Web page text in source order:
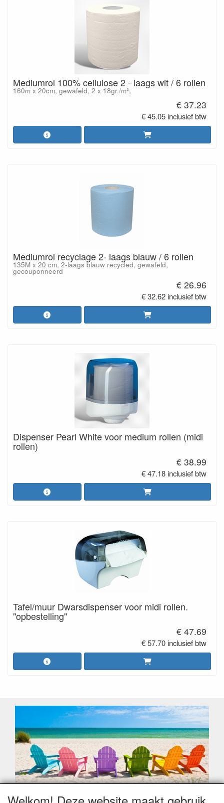
Mediumrol 100% cellulose 2 - laags wit / 6 rollen
160m x 20cm, gewafeld, 2 x 18gr./m²,
€ 37.23
€ 45.05 inclusief btw
Mediumrol recyclage 2- laags blauw / 6 rollen
135M x 20 cm, 2-laags blauw recycled, gewafeld,
gecouponneerd
€ 26.96
€ 32.62 inclusief btw
Dispenser Pearl White voor medium rollen (midi
rollen)
€ 38.99
€ 47.18 inclusief btw
Tafel/muur Dwarsdispenser voor midi rollen.
"opbestelling"
€ 47.69
€ 57.70 inclusief btw